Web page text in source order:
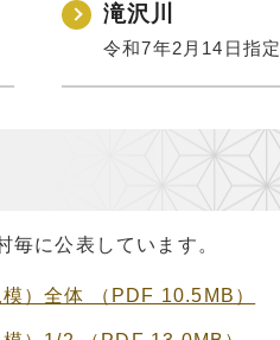
滝沢川
令和7年2月14日指定
に公表しています。
）全体 （PDF 10.5MB）